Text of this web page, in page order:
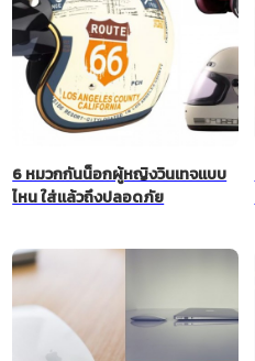
6 หมวกกันน็อกผู้หญิงวินเทจแบบ
ไหน ใส่แล้วถึงปลอดภัย